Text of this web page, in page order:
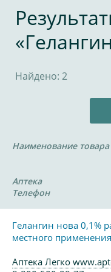
Найдено: 2
Наименование товара
Аптека
Телефон
Гелангин нова 0,1%
местного
Аптека Легко